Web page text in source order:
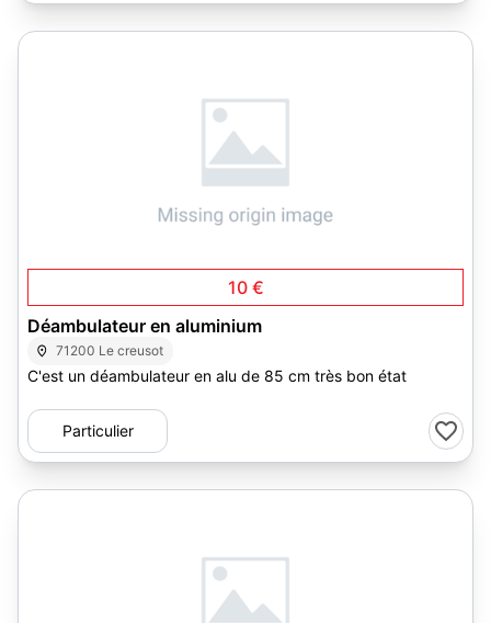
10 €
Déambulateur en aluminium
71200 Le creusot
C'est un déambulateur en alu de 85 cm très bon état
Particulier